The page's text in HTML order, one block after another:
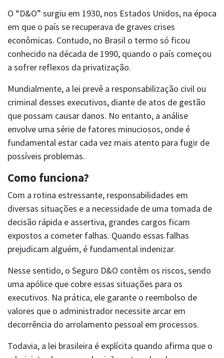
OUVIDORIA BERKLEY
ouvidoria@berkley.com.br 0800 797 3444
www.consumidor.gov.br
PLANTÃO 24 H | SINISTROS
O “D&O” surgiu em 1930, nos Estados Unidos, na época
em que o país se recuperava de graves crises
econômicas. Contudo, no Brasil o termo só ficou
conhecido na década de 1990, quando o país começou
a sofrer reflexos da privatização.
Mundialmente, a lei prevê a responsabilização civil ou
criminal desses executivos, diante de atos de gestão
que possam causar danos. No entanto, a análise
envolve uma série de fatores minuciosos, onde é
fundamental estar cada vez mais atento para fugir de
possíveis problemas.
Como funciona?
Com a rotina estressante, responsabilidades em
diversas situações e a necessidade de uma tomada de
decisão rápida e assertiva, grandes cargos ficam
expostos a cometer falhas. Quando essas falhas
prejudicam alguém, é fundamental indenizar.
Nesse sentido, o Seguro D&O contêm os riscos, sendo
uma apólice que cobre essas situações para os
executivos. Na prática, ele garante o reembolso de
valores que o administrador necessite arcar em
decorrência do arrolamento pessoal em processos.
Todavia, a lei brasileira é explícita quando afirma que o